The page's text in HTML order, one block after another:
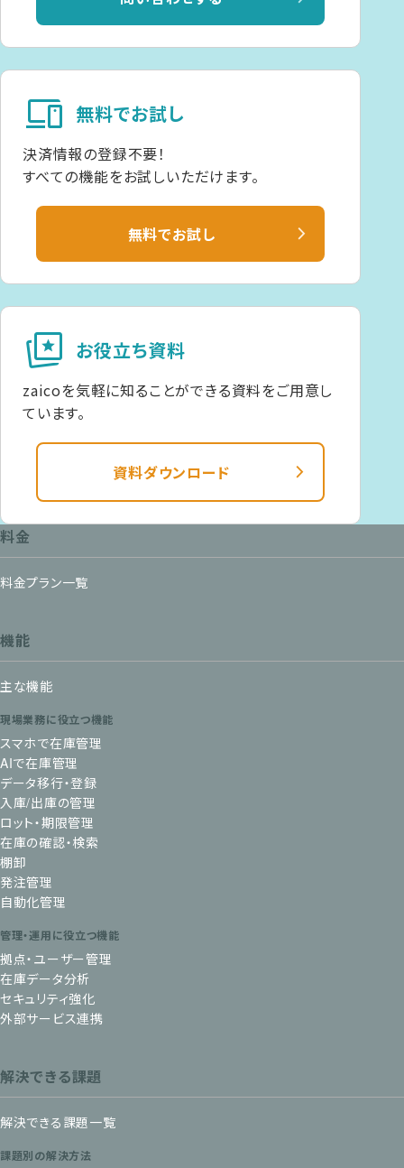
無料でお試し
devices
決済情報の登録不要！
すべての機能をお試しいただけます。
無料でお試し
お役立ち資料
cards_star
zaicoを気軽に知ることができる資料をご用意し
ています。
資料ダウンロード
料金
料金プラン一覧
機能
主な機能
現場業務に役立つ機能
スマホで在庫管理
AIで在庫管理
データ移行・登録
入庫/出庫の管理
ロット・期限管理
在庫の確認・検索
棚卸
発注管理
自動化管理
管理・運用に役立つ機能
拠点・ユーザー管理
在庫データ分析
セキュリティ強化
外部サービス連携
解決できる課題
解決できる課題一覧
課題別の解決方法